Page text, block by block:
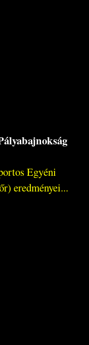
Egyéni
eredményei...